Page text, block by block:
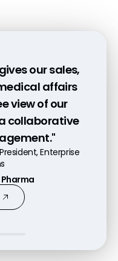
our sales,
affairs
view of our
collaborative
Enterprise
Manager is
space where
sales and
Director
のシンプ
規模のライフサ
たメールマーケ
をついに利用可
」
of CRM Products